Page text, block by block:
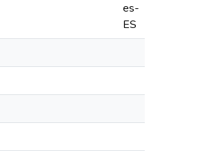
es-
ES